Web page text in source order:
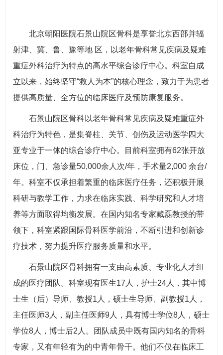
北京朝阳医院石景山院区骨科是享誉北京西部并辐
射津、冀、鲁、豫等地 区，以老年骨科常见疾病及疑难
重症外科治疗为特点的高水平综合诊疗中心。科室自成
立以来，始终坚守“救人为本”的核心理念，致力于为患者
提供高质量、全方位的临床医疗及预防康复服务。
石景山院区骨科以老年骨科常见疾病及疑难重症外
科治疗为特色，是集脊柱、关节、创伤及运动医学四大
亚专业于一体的综合诊疗中心。目前科室拥有62张开放
床位，门、急诊量50,000余人次/年，手术量2,000 余台/
年。科室不仅承担着繁重的临床医疗任务，还积极开展
科研与教学工作，力求在临床实践、科学研究和人才培
养等方面取得均衡发展。在国内知名专家藏磊教授的带
领下，科室紧跟国际骨科医学前沿，不断引进和创新诊
疗技术，努力提升医疗服务质量和水平。
石景山院区骨科拥有一支由高素质、专业化人才组
成的医疗团队。科室现有医生17人，护士24人，其中博
士生（后）导师、教授1人，硕士生导师、副教授1人，
主任医师3人，副主任医师9人，具有博士学位8人，硕士
学位8人，博士后2人。团队成员中既有国内知名的骨科
专家，又有年轻有为的中青年骨干。他们不仅在临床工